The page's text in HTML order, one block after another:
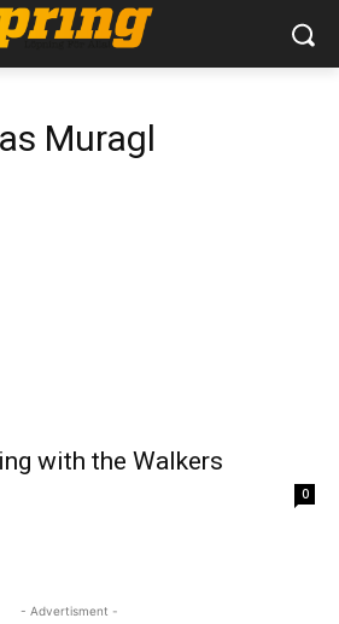
Muragl
with the Walkers
0
- Advertisment -